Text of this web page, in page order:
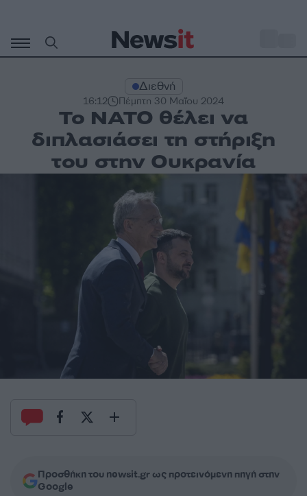
περιεχόμενο
Διεθνή
16:12 Πέμπτη 30 Μαΐου 2024
Το ΝΑΤΟ θέλει να
διπλασιάσει τη στήριξη
του στην Ουκρανία
Προσθήκη του newsit.gr ως προτεινόμενη πηγή στην
Google